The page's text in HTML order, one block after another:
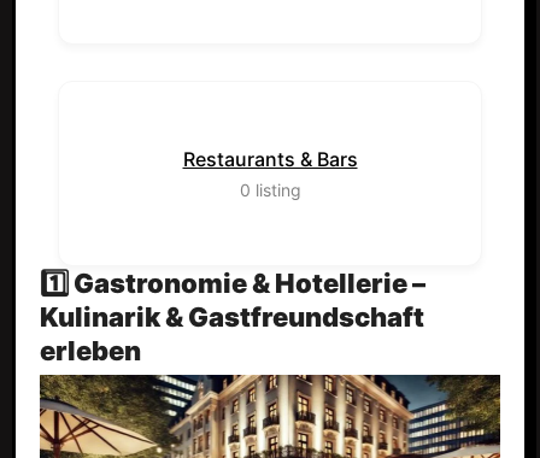
Restaurants & Bars
0 listing
1️⃣ Gastronomie & Hotellerie –
Kulinarik & Gastfreundschaft
erleben